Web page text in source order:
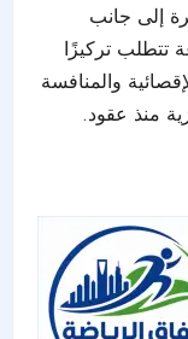
إلى جانب
تتطلب تركيزًا
والمنافسة
منذ عقود.